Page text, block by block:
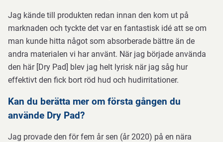
Jag kände till produkten redan innan den kom ut på
marknaden och tyckte det var en fantastisk idé att se om
man kunde hitta något som absorberade bättre än de
andra materialen vi har använt. När jag började använda
den här [Dry Pad] blev jag helt lyrisk när jag såg hur
effektivt den fick bort röd hud och hudirritationer.
Kan du berätta mer om första gången du
använde Dry Pad?
Jag provade den för fem år sen (år 2020) på en nära